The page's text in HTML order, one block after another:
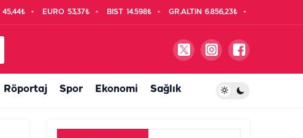
45,44₺ EURO 53,37₺ BIST 14.598₺ GR.ALTIN 6.856,23₺
Röportaj Spor Ekonomi Sağlık